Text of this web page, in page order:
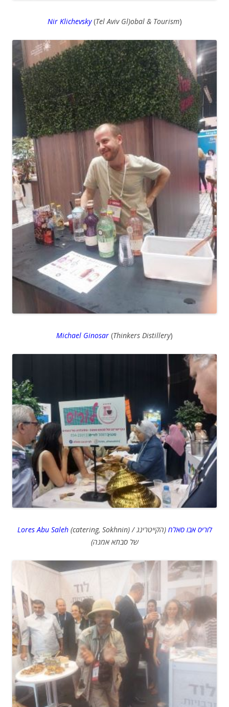
Nir Klichevsky (Tel Aviv Gl)obal & Tourism)
Michael Ginosar (Thinkers Distillery)
Lores Abu Saleh(catering, Sokhnin) / לוריס אבו סאלח (הקייטרינג
של סבתא אמנה)